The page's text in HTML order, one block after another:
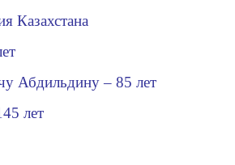
Казахстана
Абдильдину – 85 лет
лет